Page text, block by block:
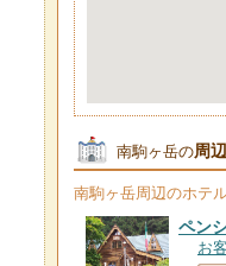
南駒ヶ岳の周
南駒ヶ岳周辺のホテ
ペン
お